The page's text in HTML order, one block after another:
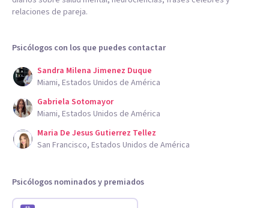
relaciones de pareja.
Psicólogos con los que puedes contactar
Sandra Milena Jimenez Duque
Miami, Estados Unidos de América
Gabriela Sotomayor
Miami, Estados Unidos de América
Maria De Jesus Gutierrez Tellez
San Francisco, Estados Unidos de América
Psicólogos nominados y premiados